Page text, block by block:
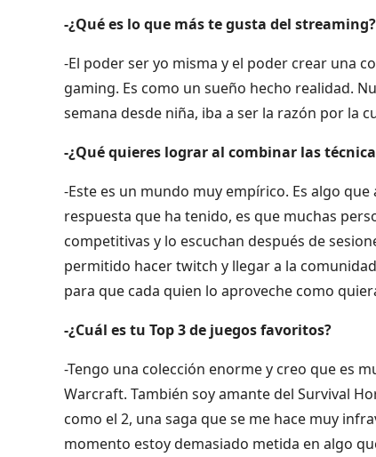
-¿Qué es lo que más te gusta del streaming?
-El poder ser yo misma y el poder crear una
gaming. Es como un sueño hecho realidad.
semana desde niña, iba a ser la razón por la
-¿Qué quieres lograr al combinar las
-Este es un mundo muy empírico. Es algo
respuesta que ha tenido, es que muchas
competitivas y lo escuchan después de
permitido hacer twitch y llegar a la
para que cada quien lo aproveche como
-¿Cuál es tu Top 3 de juegos favoritos?
-Tengo una colección enorme y creo que es
Warcraft. También soy amante del Survival
como el 2, una saga que se me hace muy
momento estoy demasiado metida en algo